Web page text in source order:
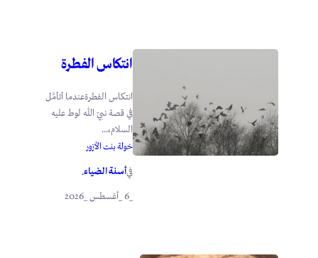
انتكاس الفطرة
انتكاس الفطرةعندما أتأمَّل
في قصة نبيّ الله لوط عليه
السلام،...
خولة بنت الأزور
فيأسنة الضياء.